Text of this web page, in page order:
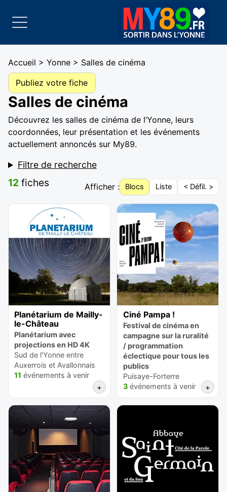
Accueil > Yonne > Salles de cinéma
Publiez votre fiche
Salles de cinéma
Découvrez les salles de cinéma de l’Yonne, leurs
coordonnées, leur présentation et les événements
actuellement annoncés sur My89.
Filtre de recherche
12 fiches Afficher : Blocs Liste < Défil. >
Planétarium de Mailly-
le-Château
Planétarium avec
projections en HD 4K
Sud de l'Yonne entre
Auxerrois et Avallonnais
11 événements à venir
+
Ciné Pampa !
Festival de cinéma en
campagne sur la ruralité
/ programmation
éclectique pour tous les
publics
Puisaye-Forterre
3événements à venir +